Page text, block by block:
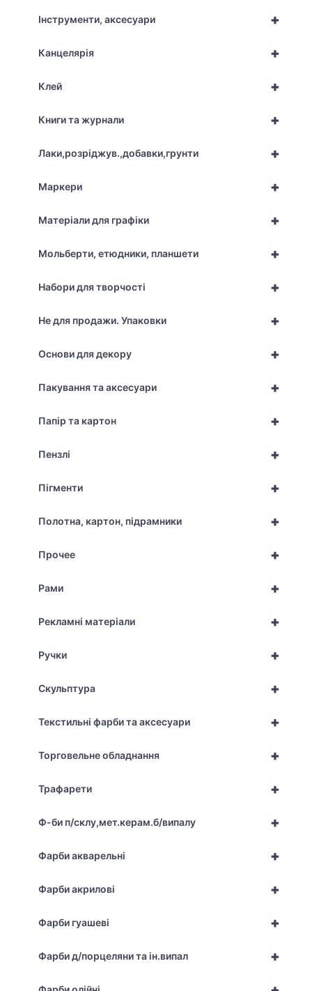
+
Інструменти, аксесуари
+
Канцелярія
+
Клей
+
Книги та журнали
+
Лаки,розріджув.,добавки,грунти
+
Маркери
+
Матеріали для графіки
+
Мольберти, етюдники, планшети
+
Набори для творчості
+
Не для продажи. Упаковки
+
Основи для декору
+
Пакування та аксесуари
+
Папір та картон
+
Пензлі
+
Пігменти
+
Полотна, картон, підрамники
+
Прочее
+
Рами
+
Рекламні матеріали
+
Ручки
+
Скульптура
+
Текстильні фарби та аксесуари
+
Торговельне обладнання
+
Трафарети
+
Ф-би п/склу,мет.керам.б/випалу
+
Фарби акварельні
+
Фарби акрилові
+
Фарби гуашеві
+
Фарби д/порцеляни та ін.випал